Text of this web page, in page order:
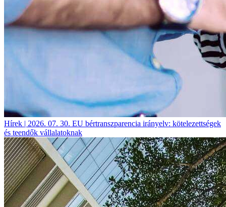
Hírek | 2026. 07. 30. EU bértranszparencia irányelv: kötelezettségek
és teendők vállalatoknak